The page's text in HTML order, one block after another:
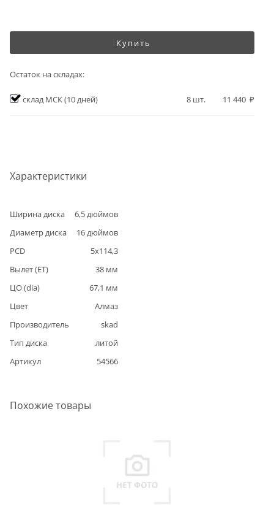
Характеристики
Ширина диска 6,5дюймов
Диаметр диска
16дюймов
PCD
5x114,3
Вылет (ET)
38 мм
ЦО (dia)
67,1 мм
Цвет
Алмаз
Производитель
skad
Тип диска
литой
Артикул
54566
Купить
Остаток на складах:
склад МСК(10 дней) 8 шт. 11 440
Похожие товары